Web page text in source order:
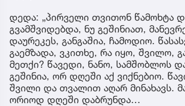
დედა: „პირველი თვითონ წამოხტა
გვამშვიდებდა, ნუ გეშინიათ,
დაურეკეს, განგაშია, ჩამოდიო.
გაემზადა, ვკითხე, რა იყო, შვილო,
მეთქი? წავედი, ნანო, სამშობლოს
გეშინია, ორ დღეში აქ ვიქნებიო.
შვილი და თვალით აღარ მინახავს.
ორიოდ დღეში დაბრუნდა…